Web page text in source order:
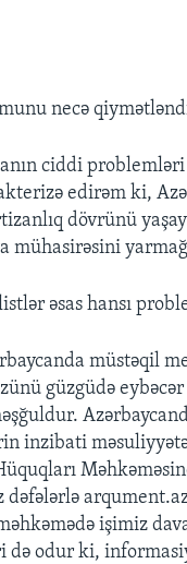
necə
ciddi
edirəm ki,
dövrünü
əsas hansı
müstəqil
güzgüdə
inzibati
dəfələrlə
işimiz
odur ki,